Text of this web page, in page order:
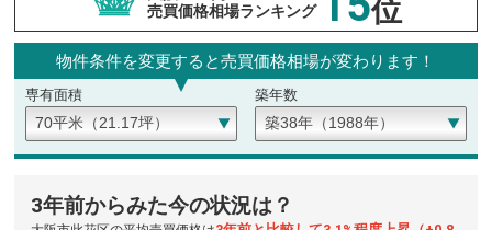
売買価格相場ランキング
位
物件条件を変更すると売買価格相場が変わります！
専有面積 築年数
3年前からみた今の状況は？